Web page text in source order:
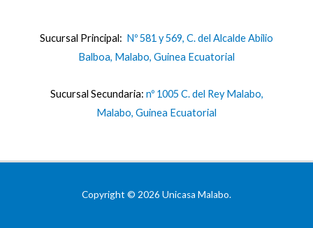
Sucursal Principal: Nº 581 y 569, C. del Alcalde Abilio
Balboa, Malabo, Guinea Ecuatorial
Sucursal Secundaria: nº 1005 C. del Rey Malabo,
Malabo, Guinea Ecuatorial
Copyright © 2026 Unicasa Malabo.